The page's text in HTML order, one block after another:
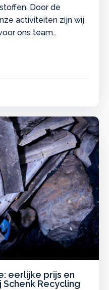
Door de
activiteiten zijn wij
ons team…
eerlijke prijs en
Recycling